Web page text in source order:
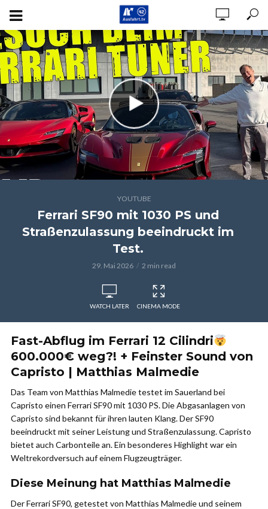
YOUTUBE
Ferrari SF90 mit 1030 PS und
Straßenzulassung beeindruckt im
Test.
29. Mai 2026 2 min read
WATCH LATER CINEMA MODE
Fast-Abflug im Ferrari 12 Cilindri
600.000€ weg?! + Feinster Sound von
Capristo | Matthias Malmedie
Das Team von Matthias Malmedie testet im Sauerland bei
Capristo einen Ferrari SF90 mit 1030 PS. Die Abgasanlagen von
Capristo sind bekannt für ihren lauten Klang. Der SF90
beeindruckt mit seiner Leistung und Straßenzulassung. Capristo
bietet auch Carbonteile an. Ein besonderes Highlight war ein
Weltrekordversuch auf einem Flugzeugträger.
Diese Meinung hat Matthias Malmedie
Der Ferrari SF90, getestet von Matthias Malmedie und seinem